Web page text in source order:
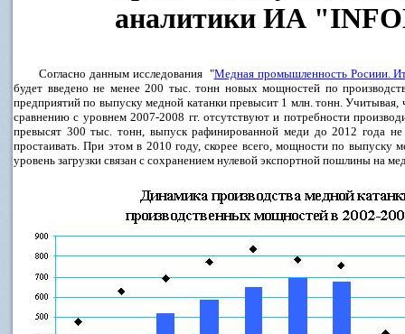
аналитики ИА
Согласно данным исследования "Медная промышленность Росиии.
будет введено не менее 200 тыс. тонн новых мощностей по
предприятий по выпуску медной катанки превысит 1 млн. тонн. Учитывая,
сравнению с уровнем 2007-2008 гг. отсутствуют и потребности
превысят 300 тыс. тонн, выпуск рафинированной меди до 2012 года
простаивать. При этом в 2010 году, скорее всего, мощности по выпуску
уровень загрузки связан с сохранением нулевой экспортной пошлины на